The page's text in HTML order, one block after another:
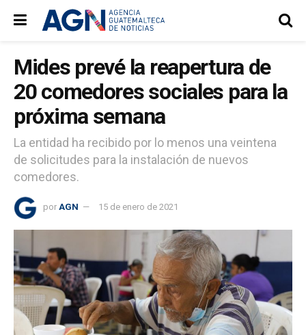
Mides prevé la reapertura de
20 comedores sociales para la
próxima semana
La entidad ha recibido por lo menos una veintena
de solicitudes para la instalación de nuevos
comedores.
por AGN 15 de enero de 2021